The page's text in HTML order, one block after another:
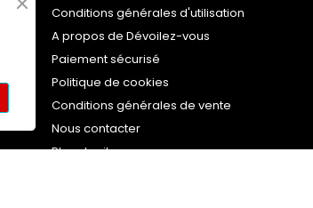
Conditions générales d'utilisation
A propos de Dévoilez-vous
Paiement sécurisé
Politique de cookies
Conditions générales de vente
Nous contacter
Plan du site